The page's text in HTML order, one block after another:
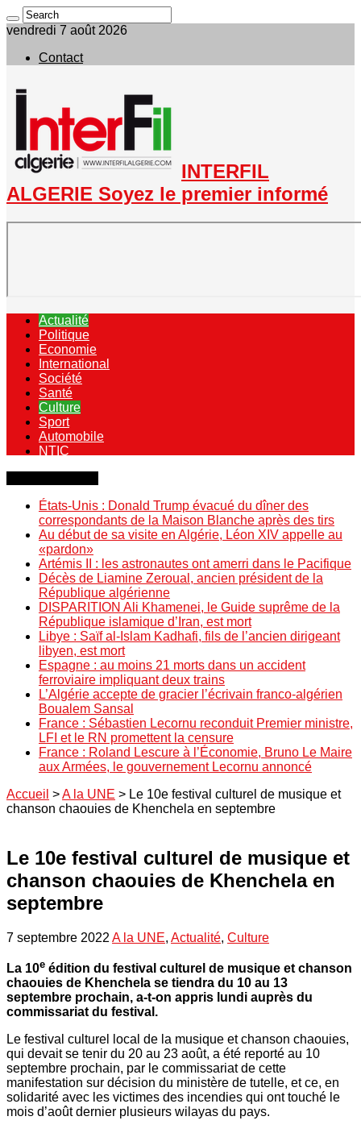
vendredi 7 août 2026
Contact
INTERFIL
ALGERIE Soyez le premier informé
Actualité
Politique
Economie
International
Société
Santé
Culture
Sport
Automobile
NTIC
États-Unis : Donald Trump évacué du dîner des
correspondants de la Maison Blanche après des tirs
Au début de sa visite en Algérie, Léon XIV appelle au
«pardon»
Artémis II : les astronautes ont amerri dans le Pacifique
Décès de Liamine Zeroual, ancien président de la
République algérienne
DISPARITION Ali Khamenei, le Guide suprême de la
République islamique d’Iran, est mort
Libye : Saïf al-Islam Kadhafi, fils de l’ancien dirigeant
libyen, est mort
Espagne : au moins 21 morts dans un accident
ferroviaire impliquant deux trains
L’Algérie accepte de gracier l’écrivain franco-algérien
Boualem Sansal
France : Sébastien Lecornu reconduit Premier ministre,
LFI et le RN promettent la censure
France : Roland Lescure à l’Économie, Bruno Le Maire
aux Armées, le gouvernement Lecornu annoncé
Accueil >A la UNE > Le 10e festival culturel de musique et
chanson chaouies de Khenchela en septembre
Le 10e festival culturel de musique et
chanson chaouies de Khenchela en
septembre
7 septembre 2022 A la UNE, Actualité, Culture
La 10e édition du festival culturel de musique et chanson
chaouies de Khenchela se tiendra du 10 au 13
septembre prochain, a-t-on appris lundi auprès du
commissariat du festival.
Le festival culturel local de la musique et chanson chaouies,
qui devait se tenir du 20 au 23 août, a été reporté au 10
septembre prochain, par le commissariat de cette
manifestation sur décision du ministère de tutelle, et ce, en
solidarité avec les victimes des incendies qui ont touché le
mois d’août dernier plusieurs wilayas du pays.